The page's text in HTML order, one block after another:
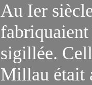
Au Ier
sigillée.
Millau était